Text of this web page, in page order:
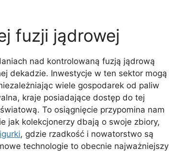
fuzji jądrowej
nad kontrolowaną fuzją jądrową
dekadzie. Inwestycje w ten sektor mogą
wiele gospodarek od paliw
kraje posiadające dostęp do tej
To osiągnięcie przypomina nam
jak kolekcjonerzy dbają o swoje zbiory,
, gdzie rzadkość i nowatorstwo są
technologie to obecnie najważniejszy